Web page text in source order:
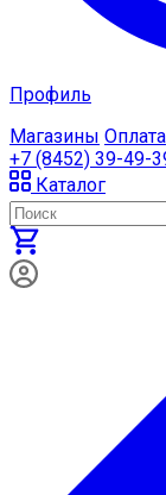
Профиль
Магазины Оплата
+7 (8452) 39-49-
Каталог